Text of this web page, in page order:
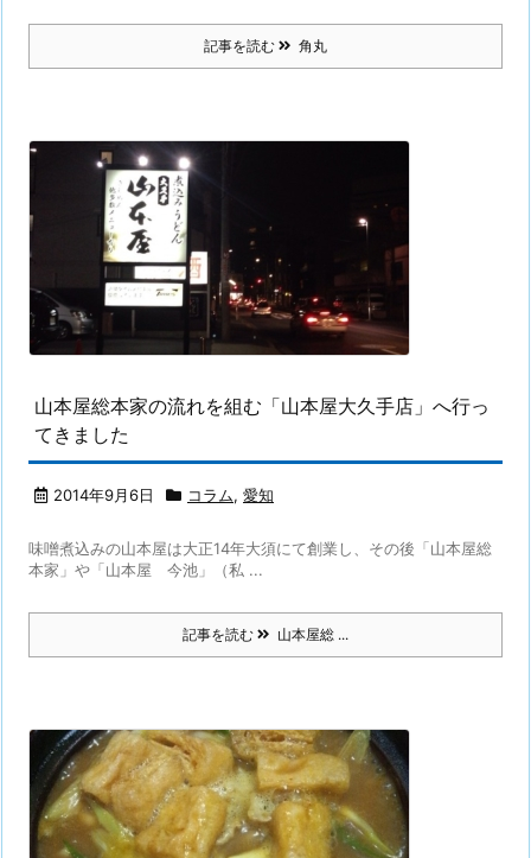
記事を読む 角丸
山本屋総本家の流れを組む「山本屋大久手店」へ行っ
てきました
2014年9月6日 コラム, 愛知
味噌煮込みの山本屋は大正14年大須にて創業し、その後「山本屋総
本家」や「山本屋 今池」（私 ...
記事を読む 山本屋総 ...